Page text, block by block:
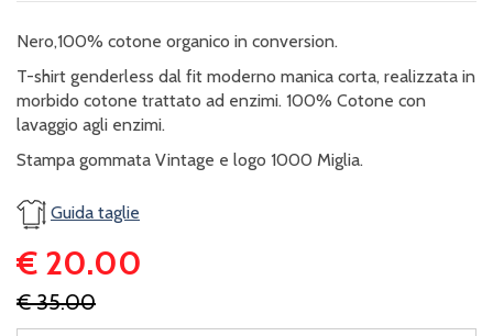
Nero,100% cotone organico in conversion.
T-shirt genderless dal fit moderno manica corta, realizzata in
morbido cotone trattato ad enzimi. 100% Cotone con
lavaggio agli enzimi.
Stampa gommata Vintage e logo 1000 Miglia.
Guida taglie
€ 20.00
€ 35.00